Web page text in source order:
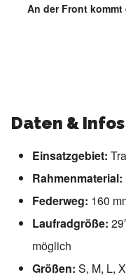
An der Front kommt
Daten &
Einsatzgebiet:
Rahmenmaterial:
Federweg: 160
Laufradgröße:
möglich
Größen: S, M, L,